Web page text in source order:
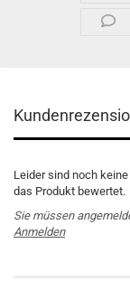
Leider sind noch
das Produkt bewertet.
Sie müssen
Anmelden